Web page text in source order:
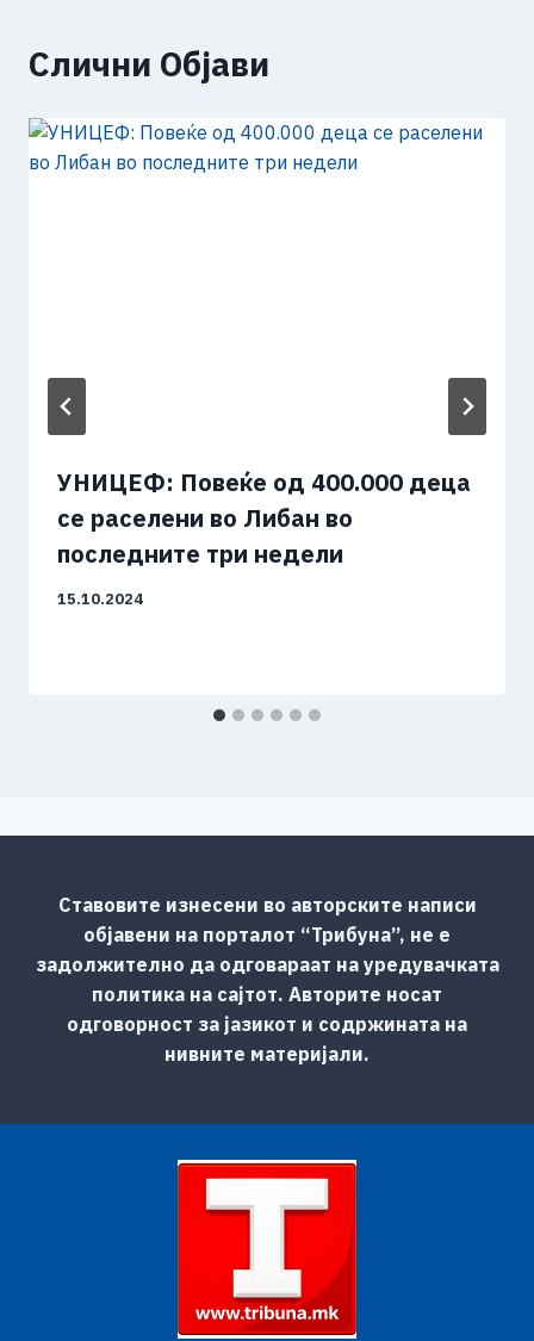
Слични Објави
УНИЦЕФ: Повеќе од 400.000 деца
се раселени во Либан во
последните три недели
15.10.2024
Ставовите изнесени во авторските написи
објавени на порталот “Трибуна”, не е
задолжително да одговараат на уредувачката
политика на сајтот. Авторите носат
одговорност за јазикот и содржината на
нивните материјали.